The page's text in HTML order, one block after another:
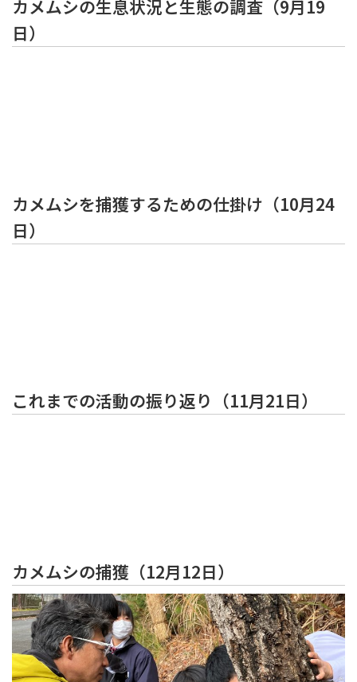
カメムシの生息状況と生態の調査（9月19
日）
カメムシを捕獲するための仕掛け（10月24
日）
これまでの活動の振り返り（11月21日）
カメムシの捕獲（12月12日）